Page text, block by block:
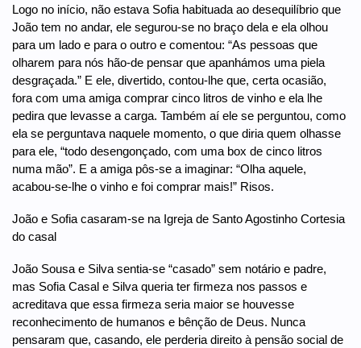
Logo no início, não estava Sofia habituada ao desequilíbrio que
João tem no andar, ele segurou-se no braço dela e ela olhou
para um lado e para o outro e comentou: “As pessoas que
olharem para nós hão-de pensar que apanhámos uma piela
desgraçada.” E ele, divertido, contou-lhe que, certa ocasião,
fora com uma amiga comprar cinco litros de vinho e ela lhe
pedira que levasse a carga. Também aí ele se perguntou, como
ela se perguntava naquele momento, o que diria quem olhasse
para ele, “todo desengonçado, com uma box de cinco litros
numa mão”. E a amiga pôs-se a imaginar: “Olha aquele,
acabou-se-lhe o vinho e foi comprar mais!” Risos.
João e Sofia casaram-se na Igreja de Santo Agostinho Cortesia
do casal
João Sousa e Silva sentia-se “casado” sem notário e padre,
mas Sofia Casal e Silva queria ter firmeza nos passos e
acreditava que essa firmeza seria maior se houvesse
reconhecimento de humanos e bênção de Deus. Nunca
pensaram que, casando, ele perderia direito à pensão social de